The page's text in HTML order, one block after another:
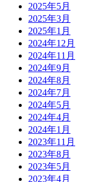
2025年5月
2025年3月
2025年1月
2024年12月
2024年11月
2024年9月
2024年8月
2024年7月
2024年5月
2024年4月
2024年1月
2023年11月
2023年8月
2023年5月
2023年4月